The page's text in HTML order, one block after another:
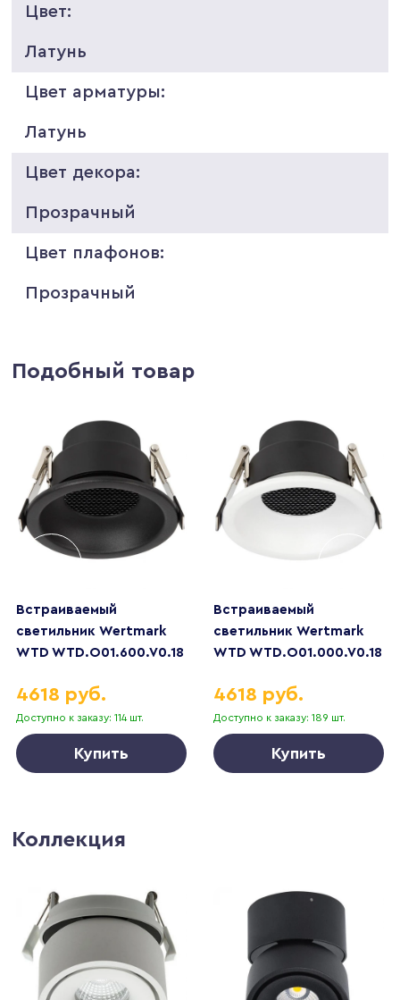
Цвет:
Латунь
Цвет арматуры:
Латунь
Цвет декора:
Прозрачный
Цвет плафонов:
Прозрачный
Подобный товар
Встраиваемый
светильник Wertmark
WTD WTD.O01.600.V0.18
Доступно к заказу: 114 шт.
4618 руб.
Купить
Встраиваемый
светильник Wertmark
WTD WTD.O01.000.V0.18
Доступно к заказу: 189 шт.
4618 руб.
Купить
Коллекция